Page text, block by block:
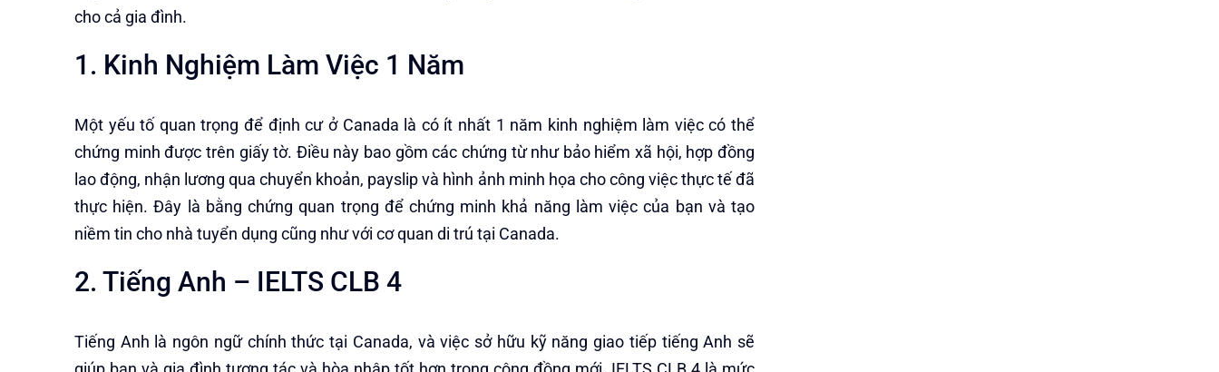
cho cả gia đình.
1. Kinh Nghiệm Làm Việc 1 Năm
Một yếu tố quan trọng để định cư ở Canada là có ít nhất 1 năm kinh nghiệm làm việc có thể
chứng minh được trên giấy tờ. Điều này bao gồm các chứng từ như bảo hiểm xã hội, hợp đồng
lao động, nhận lương qua chuyển khoản, payslip và hình ảnh minh họa cho công việc thực tế đã
thực hiện. Đây là bằng chứng quan trọng để chứng minh khả năng làm việc của bạn và tạo
niềm tin cho nhà tuyển dụng cũng như với cơ quan di trú tại Canada.
2. Tiếng Anh – IELTS CLB 4
Tiếng Anh là ngôn ngữ chính thức tại Canada, và việc sở hữu kỹ năng giao tiếp tiếng Anh sẽ